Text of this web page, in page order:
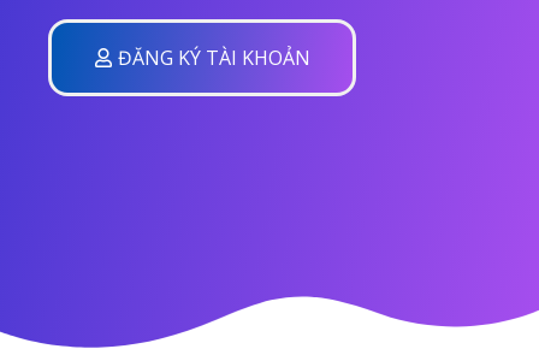
ĐĂNG KÝ TÀI KHOẢN